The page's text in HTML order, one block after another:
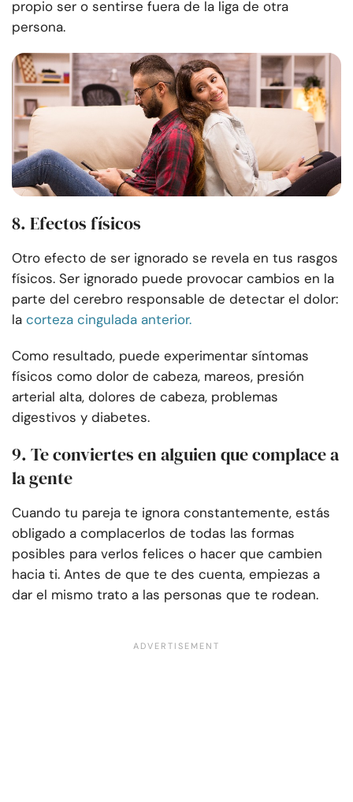
propio ser o sentirse fuera de la liga de otra
persona.
8. Efectos físicos
Otro efecto de ser ignorado se revela en tus rasgos
físicos. Ser ignorado puede provocar cambios en la
parte del cerebro responsable de detectar el dolor:
la corteza cingulada anterior.
Como resultado, puede experimentar síntomas
físicos como dolor de cabeza, mareos, presión
arterial alta, dolores de cabeza, problemas
digestivos y diabetes.
9. Te conviertes en alguien que complace a
la gente
Cuando tu pareja te ignora constantemente, estás
obligado a complacerlos de todas las formas
posibles para verlos felices o hacer que cambien
hacia ti. Antes de que te des cuenta, empiezas a
dar el mismo trato a las personas que te rodean.